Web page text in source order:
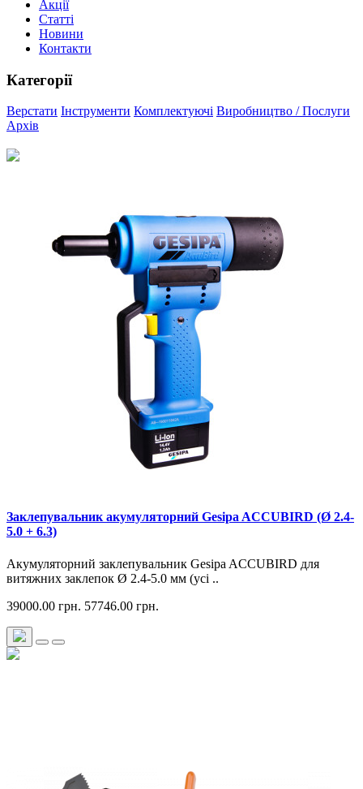
Акції
Статті
Новини
Контакти
Категорії
Верстати Інструменти Комплектуючі Виробництво / Послуги
Архів
Заклепувальник акумуляторний Gesipa ACCUBIRD (Ø 2.4-
5.0 + 6.3)
Акумуляторний заклепувальник Gesipa ACCUBIRD для
витяжних заклепок Ø 2.4-5.0 мм (усі ..
39000.00 грн. 57746.00 грн.